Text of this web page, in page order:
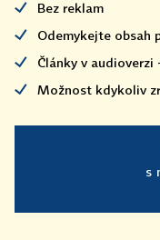
Bez reklam
Odemykejte obsah
Články v audioverzi
Možnost kdykoliv
s